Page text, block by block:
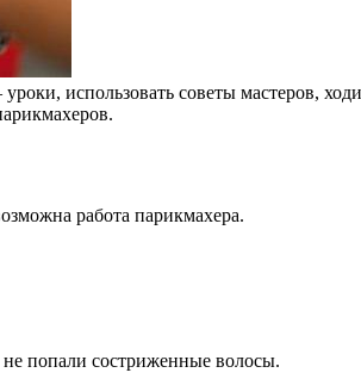
использовать советы мастеров,
работа парикмахера.
попали состриженные волосы.